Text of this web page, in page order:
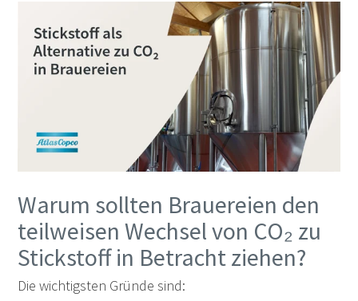
Warum sollten Brauereien den
teilweisen Wechsel von CO₂ zu
Stickstoff in Betracht ziehen?
Die wichtigsten Gründe sind: